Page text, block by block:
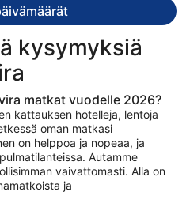
henkilö
kysymyksiä
matkat vuodelle 2026?
kattauksen hotelleja, lentoja
oman matkasi
on helppoa ja nopeaa, ja
Autamme
vaivattomasti. Alla on
ja